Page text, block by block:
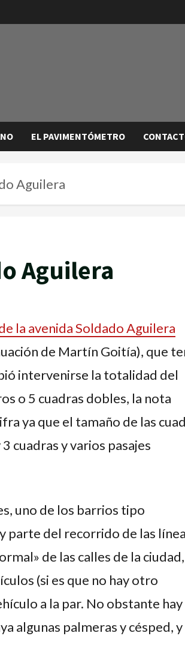
EL PAVIMENTÓMETRO
Aguilera
Aguilera
la avenida Soldado Aguilera
de Martín Goitía), que
intervenirse la totalidad del
o 5 cuadras dobles, la nota
ya que el tamaño de las
cuadras y varios pasajes
uno de los barrios tipo
parte del recorrido de las
de las calles de la ciudad,
(si es que no hay otro
a la par. No obstante hay
algunas palmeras y césped, y